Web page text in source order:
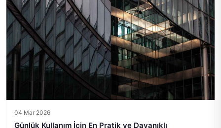
04 Mar 2026
Günlük Kullanım İçin En Pratik ve Dayanıklı